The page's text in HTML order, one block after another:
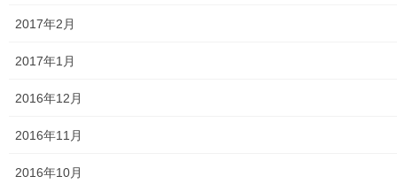
古文書から読み解く多摩地方の明治維新は
レジメ
2017年2月
2017年1月
2016年12月
2016年11月
2016年10月